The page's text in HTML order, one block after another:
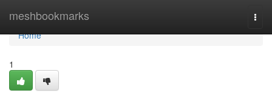
meshbookmarks
Home
Home
1